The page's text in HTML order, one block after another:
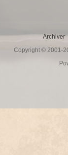
Archiver
Copyright © 2001-